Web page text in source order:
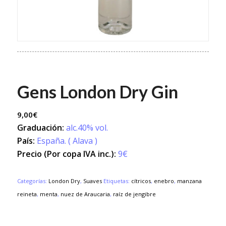
Gens London Dry Gin
9,00€
Graduación: alc.40% vol.
País: España. ( Alava )
Precio (Por copa IVA inc.): 9€
Categorías: London Dry, Suaves Etiquetas: cítricos, enebro, manzana
reineta, menta, nuez de Araucaria, raíz de jengibre